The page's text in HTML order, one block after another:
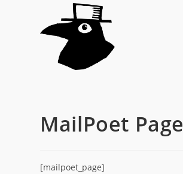
MailPoet Page
[mailpoet_page]